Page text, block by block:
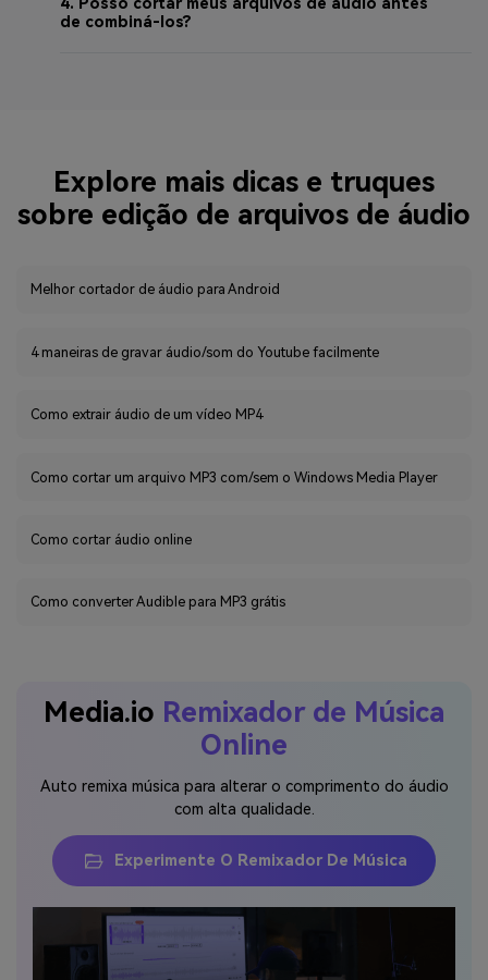
4. Posso cortar meus arquivos de áudio antes
de combiná-los?
Explore mais dicas e truques
sobre edição de arquivos de áudio
Melhor cortador de áudio para Android
4 maneiras de gravar áudio/som do Youtube facilmente
Como extrair áudio de um vídeo MP4
Como cortar um arquivo MP3 com/sem o Windows Media Player
Como cortar áudio online
Como converter Audible para MP3 grátis
Media.io Remixador de Música
Online
Auto remixa música para alterar o comprimento do áudio
com alta qualidade.
Experimente O Remixador De Música